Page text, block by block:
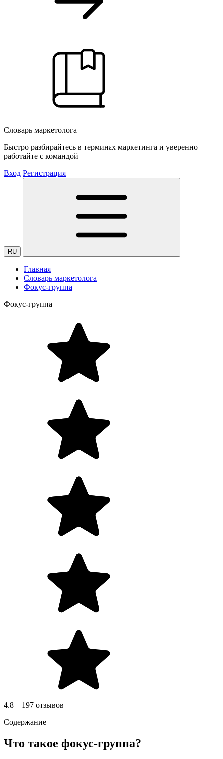
Словарь маркетолога
Быстро разбирайтесь в терминах маркетинга и уверенно
работайте с командой
Вход Регистрация
RU
Главная
Словарь маркетолога
Фокус-группа
Фокус-группа
4.8 – 197 отзывов
Содержание
Что такое фокус-группа?